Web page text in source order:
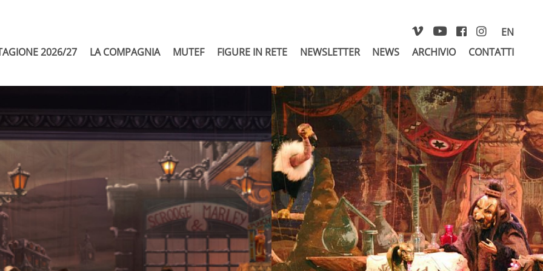
EN
2026/27
LA COMPAGNIA MUTEF FIGURE IN RETE NEWSLETTER NEWS ARCHIVIO CONTATTI